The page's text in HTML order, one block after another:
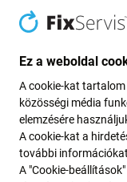
Ez a weboldal
A cookie-kat tartalom
közösségi média
elemzésére
A cookie-kat a
további
A "Cookie-